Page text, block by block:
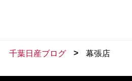
千葉日産ブログ > 幕張店